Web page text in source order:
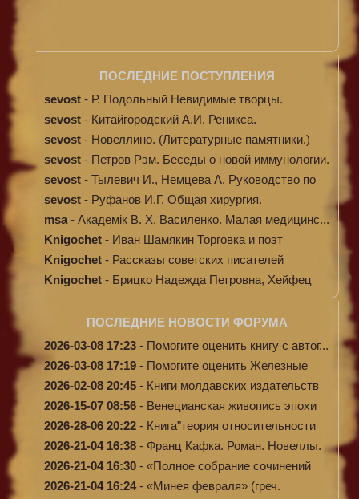
ПОСЛЕДНИЕ ПОСТУПЛЕНИЯ
sevost - Р. Подольный Невидимые творцы.
sevost - Китайгородский А.И. Реникса.
sevost - Новеллино. (Литературные памятники.)
sevost - Петров Рэм. Беседы о новой иммунологии.
sevost - Тылевич И., Немцева А. Руководство по
ме...
sevost - Руфанов И.Г. Общая хирургия.
msa - Академік В. Х. Василенко. Малая медицинс...
Knigochet - Иван Шамякин Торговка и поэт
Knigochet - Рассказы советских писателей
Knigochet - Брицко Надежда Петровна, Хейфец
Аркадий ...
ПОСЛЕДНИЕ НОВОСТИ ФОРУМА
2026-03-08 17:23 - Помогите оценить книгу с автог...
2026-03-08 17:19 - Помогите оценить Железные
доро...
2026-02-08 20:45 - Книги молдавских издательств
2026-15-07 08:56 - Венецианская живопись эпохи
Во...
2026-28-06 20:22 - Книга"теория относительности
и...
2026-21-04 16:38 - Франц Кафка. Роман. Новеллы.
П...
2026-21-04 16:30 - «Полное собрание сочинений
А.Н...
2026-21-04 16:24- «Минея февраля» (греч.